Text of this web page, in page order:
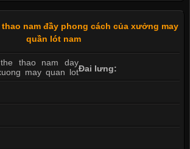
nam đầy phong cách của xưởng may
quần lót nam
Đai lưng: